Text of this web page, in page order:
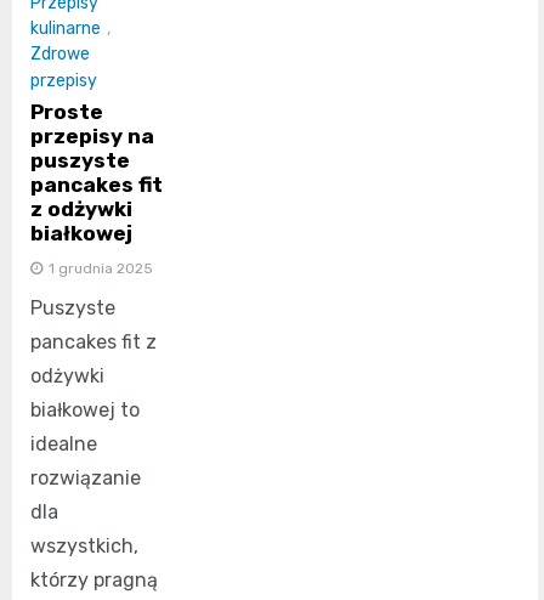
kulinarne ,
Zdrowe
przepisy
Proste
przepisy na
puszyste
pancakes fit
z odżywki
białkowej
1 grudnia 2025
Puszyste
pancakes fit z
odżywki
białkowej to
idealne
rozwiązanie
dla
wszystkich,
którzy pragną